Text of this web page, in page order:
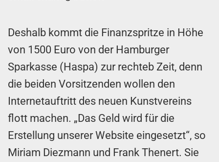
Deshalb kommt die Finanzspritze in Höhe
von 1500 Euro von der Hamburger
Sparkasse (Haspa) zur rechteb Zeit, denn
die beiden Vorsitzenden wollen den
Internetauftritt des neuen Kunstvereins
flott machen. „Das Geld wird für die
Erstellung unserer Website eingesetzt“, so
Miriam Diezmann und Frank Thenert. Sie